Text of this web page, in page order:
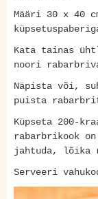
Määri 30 x 40
Kata tainas
noori
Näpista või,
puista
Küpseta 200-
rabarbrikook
jahtuda, lõika
Serveeri